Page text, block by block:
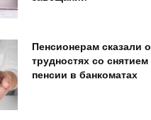
Пенсионерам сказали о
трудностях со снятием
пенсии в банкоматах